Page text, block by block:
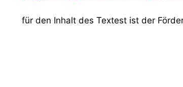
für den Inhalt des Textest ist der